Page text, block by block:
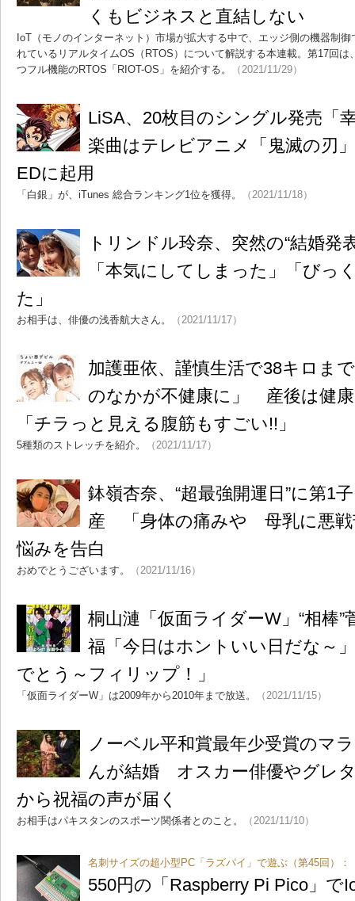
くもビジネスと直結しない
IoT（モノのインターネット）市場が拡大する中で、エッジ側の機器制
れているリアルタイムOS（RTOS）について解説する本連載。第17回
つフル機能のRTOS「RIOT-OS」を紹介する。
（2021/11/29）
LiSA、20枚目のシングル発売
楽曲はテレビアニメ「鬼滅の刃
EDに起用
「白銀」が、iTunes 総合ランキング1位を獲得。 （2021/11/18）
トリンドル玲奈、突然の“結婚
「本気にしてしまった」「びっ
た」
お相手は、俳優の浅香航大さん。 （2021/11/17）
加護亜依、謹慎生活で38キロま
のなかが不健康に」 産後は健
「チラっと見える腹筋もすごい!!」
5種類のストレッチを紹介。 （2021/11/17）
鉢嶺杏奈、“超最強開運日”に第1
産 「身体の痛みや 母乳に悪戦
悩みを告白
おめでとうございます。 （2021/11/16）
桐山漣「仮面ライダーW」“相棒”
福「今日はホントいい日だな～
でとう～フィリップ！」
「仮面ライダーW」は2009年から2010年まで放送。 （2021/11/15）
ノーベル平和賞最年少受賞のマ
んが結婚 オスカー俳優やグレ
から祝福の声が届く
お相手はパキスタンのスポーツ関係者とのこと。 （2021/11/10）
名刺サイズの超小型PC「ラズパイ」で遊ぶ（第45回）：
550円の「Raspberry Pi Pico」